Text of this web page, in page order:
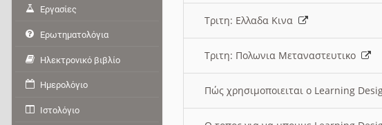
Τριτη: Ελλαδα Κινα
Τριτη: Πολωνια Μεταναστευτικο
Πώς χρησιμοποιειται ο Learning
Εργασίες
Ερωτηματολόγια
Ηλεκτρονικό βιβλίο
Ημερολόγιο
Ιστολόγιο